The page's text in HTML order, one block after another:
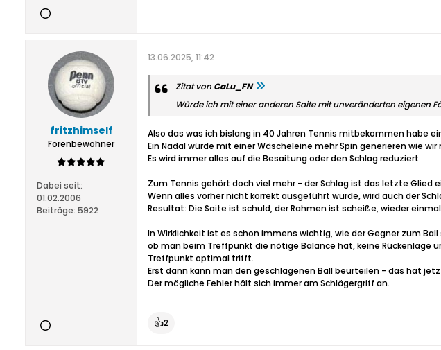
fritzhimself
Forenbewohner
Dabei seit:
01.02.2006
Beiträge: 5922
13.06.2025, 11:42
Zitat von CaLu_FN
Würde ich mit einer anderen Saite mit unveränderten eigenen
Also das was ich bislang in 40 Jahren Tennis mitbekommen habe ein
Ein Nadal würde mit einer Wäscheleine mehr Spin generieren wie
Es wird immer alles auf die Besaitung oder den Schlag reduziert.
Zum Tennis gehört doch viel mehr - der Schlag ist das letzte Glied
Wenn alles vorher nicht korrekt ausgeführt wurde, wird auch der
Resultat: Die Saite ist schuld, der Rahmen ist scheiße, wieder
In Wirklichkeit ist es schon immens wichtig, wie der Gegner zum
ob man beim Treffpunkt die nötige Balance hat, keine Rückenlage
Treffpunkt optimal trifft.
Erst dann kann man den geschlagenen Ball beurteilen - das hat
Der mögliche Fehler hält sich immer am Schlägergriff an.
👍2